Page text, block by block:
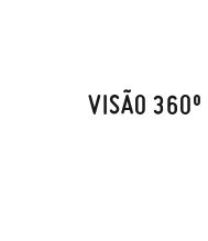
VISÃO 360º